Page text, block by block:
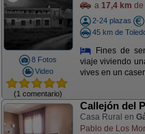
8 Fotos
Video
(1 comentario)
a 17,4 km de
2-24 plazas
45 km de
Fines de
viaje viviendo
vives en un
Callejón del
Casa Rural en
Pablo de Los